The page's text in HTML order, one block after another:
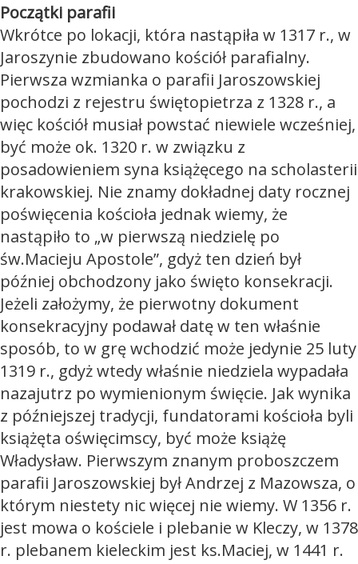
Początki parafii
Wkrótce po lokacji, która nastąpiła w 1317 r., w
Jaroszynie zbudowano kościół parafialny.
Pierwsza wzmianka o parafii Jaroszowskiej
pochodzi z rejestru świętopietrza z 1328 r., a
więc kościół musiał powstać niewiele wcześniej,
być może ok. 1320 r. w związku z
posadowieniem syna książęcego na scholasterii
krakowskiej. Nie znamy dokładnej daty rocznej
poświęcenia kościoła jednak wiemy, że
nastąpiło to „w pierwszą niedzielę po
św.Macieju Apostole”, gdyż ten dzień był
później obchodzony jako święto konsekracji.
Jeżeli założymy, że pierwotny dokument
konsekracyjny podawał datę w ten właśnie
sposób, to w grę wchodzić może jedynie 25 luty
1319 r., gdyż wtedy właśnie niedziela wypadała
nazajutrz po wymienionym święcie. Jak wynika
z późniejszej tradycji, fundatorami kościoła byli
książęta oświęcimscy, być może książę
Władysław. Pierwszym znanym proboszczem
parafii Jaroszowskiej był Andrzej z Mazowsza, o
którym niestety nic więcej nie wiemy. W 1356 r.
jest mowa o kościele i plebanie w Kleczy, w 1378
r. plebanem kieleckim jest ks.Maciej, w 1441 r.